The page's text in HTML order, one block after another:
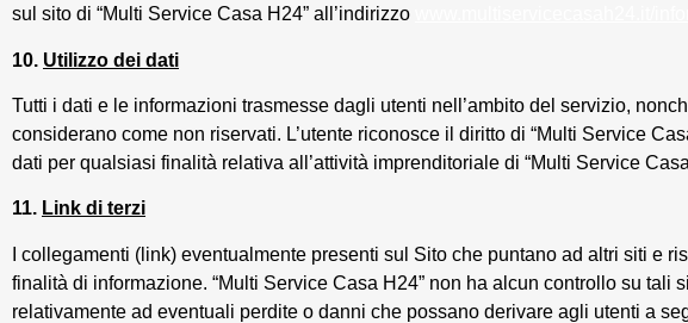
sul sito di “Multi Service Casa H24” all’indirizzo
10. Utilizzo dei dati
Tutti i dati e le informazioni trasmesse dagli utenti nell’ambito del servizio,
considerano come non riservati. L’utente riconosce il diritto di “Multi Service
dati per qualsiasi finalità relativa all’attività imprenditoriale di “Multi Service
11. Link di terzi
I collegamenti (link) eventualmente presenti sul Sito che puntano ad altri siti e
finalità di informazione. “Multi Service Casa H24” non ha alcun controllo su
relativamente ad eventuali perdite o danni che possano derivare agli utenti a